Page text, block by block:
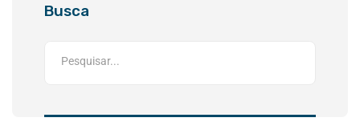
Busca